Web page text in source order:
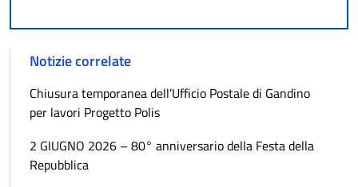
Notizie correlate
Chiusura temporanea dell’Ufficio Postale di Gandino
per lavori Progetto Polis
2 GIUGNO 2026 – 80° anniversario della Festa della
Repubblica